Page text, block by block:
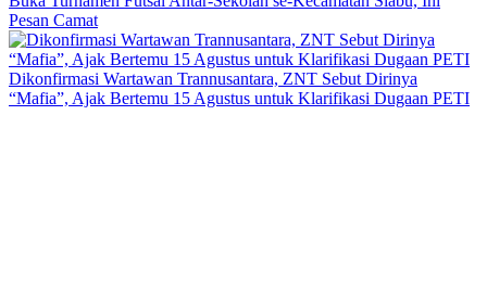
Pesan Camat
Dikonfirmasi Wartawan Trannusantara, ZNT Sebut Dirinya
“Mafia”, Ajak Bertemu 15 Agustus untuk Klarifikasi Dugaan PETI